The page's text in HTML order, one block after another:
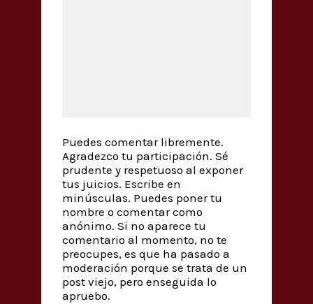
Puedes comentar libremente.
Agradezco tu participación. Sé
prudente y respetuoso al exponer
tus juicios. Escribe en
minúsculas. Puedes poner tu
nombre o comentar como
anónimo. Si no aparece tu
comentario al momento, no te
preocupes, es que ha pasado a
moderación porque se trata de un
post viejo, pero enseguida lo
apruebo.